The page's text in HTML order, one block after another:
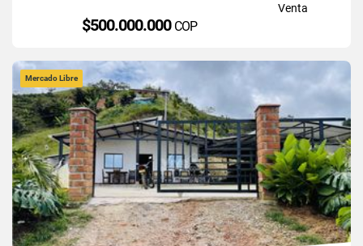
Venta
$500.000.000 COP
Mercado Libre